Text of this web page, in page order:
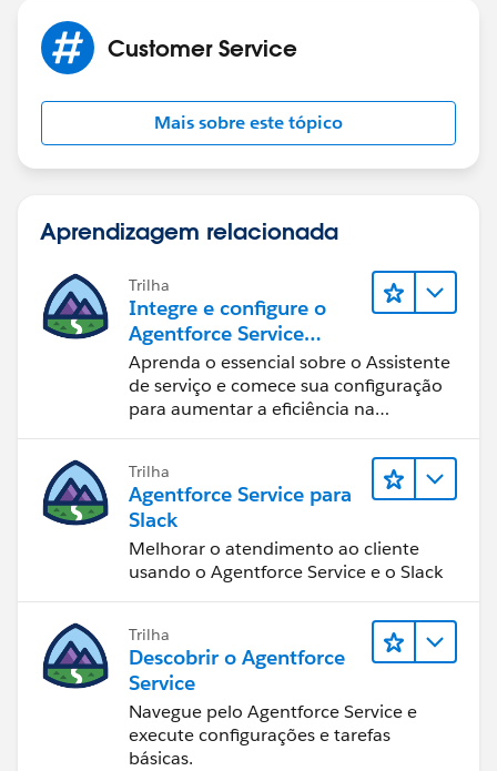
Customer Service
Mais sobre este tópico
Aprendizagem relacionada
Trilha
Integre e configure o
Agentforce Service
Assistant (Assistente de
serviço do Agentforce)
Aprenda o essencial sobre o Assistente
de serviço e comece sua configuração
para aumentar a eficiência na
Trilha
Agentforce Service para
Slack
Melhorar o atendimento ao cliente
usando o Agentforce Service e o Slack
Trilha
Descobrir o Agentforce
Service
Navegue pelo Agentforce Service e
execute configurações e tarefas
básicas.